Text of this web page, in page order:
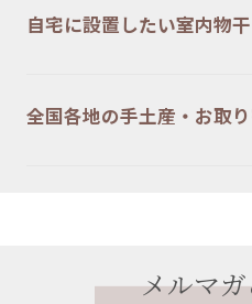
自宅に設置したい室内物
全国各地の手土産・お取
メルマ